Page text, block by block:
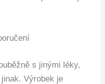
s jinými léky,
Výrobek je